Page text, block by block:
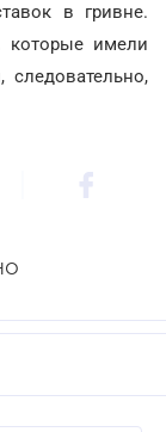
в гривне.
которые имели